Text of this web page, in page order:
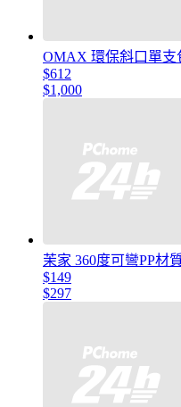
OMAX 環保斜口單支
$612
$1,000
茉家 360度可彎PP材
$149
$297